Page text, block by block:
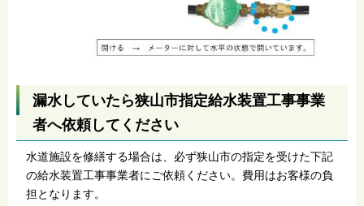
漏水していたら狭山市指定給水装置工事事業
者へ依頼してください
水道施設を修繕する場合は、必ず狭山市の指定を受けた下記
の給水装置工事事業者にご依頼ください。費用はお客様の負
担となります。